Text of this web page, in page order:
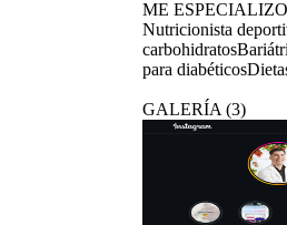
ME
Nutricionista
carbohidratos
para diabéticos
GALERÍA (3)